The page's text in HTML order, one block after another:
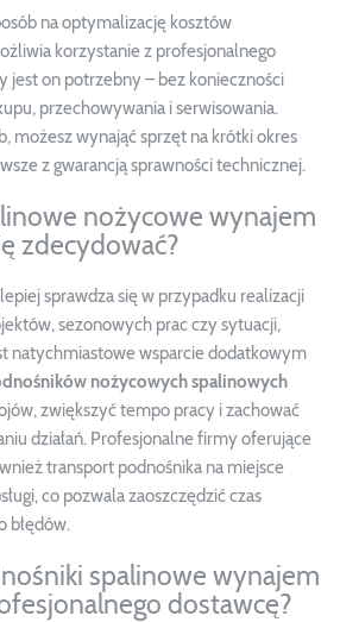
na optymalizację kosztów
korzystanie z profesjonalnego
jest on potrzebny – bez konieczności
przechowywania i serwisowania.
możesz wynająć sprzęt na krótki okres
z gwarancją sprawności technicznej.
nożycowe wynajem
zdecydować?
sprawdza się w przypadku realizacji
sezonowych prac czy sytuacji,
natychmiastowe wsparcie dodatkowym
nożycowych spalinowych
zwiększyć tempo pracy i zachować
działań. Profesjonalne firmy oferujące
transport podnośnika na miejsce
co pozwala zaoszczędzić czas
błędów.
spalinowe wynajem
dostawcę?